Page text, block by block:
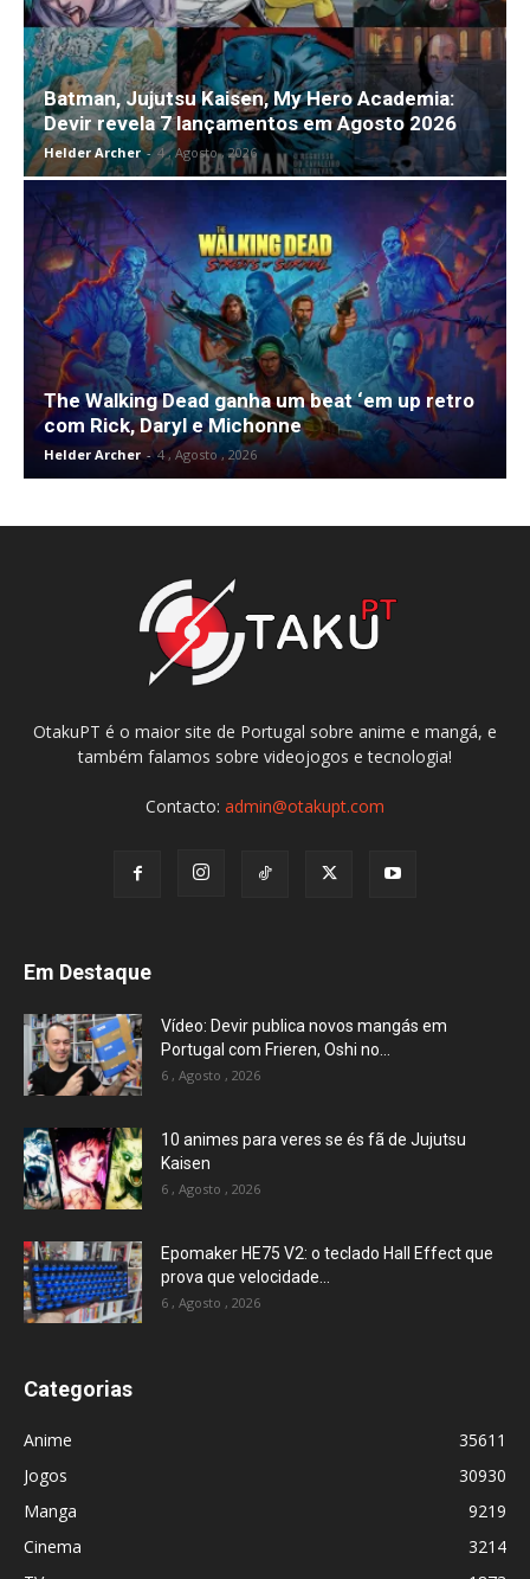
Batman, Jujutsu Kaisen, My Hero Academia:
Devir revela 7 lançamentos em Agosto 2026
Helder Archer - 4 , Agosto , 2026
The Walking Dead ganha um beat ‘em up retro
com Rick, Daryl e Michonne
Helder Archer - 4 , Agosto , 2026
OtakuPT é o maior site de Portugal sobre anime e mangá, e
também falamos sobre videojogos e tecnologia!
Contacto: admin@otakupt.com
Em Destaque
Vídeo: Devir publica novos mangás em
Portugal com Frieren, Oshi no...
6 , Agosto , 2026
10 animes para veres se és fã de Jujutsu
Kaisen
6 , Agosto , 2026
Epomaker HE75 V2: o teclado Hall Effect que
prova que velocidade...
6 , Agosto , 2026
Categorias
Anime
35611
Jogos
30930
Manga
9219
Cinema
3214